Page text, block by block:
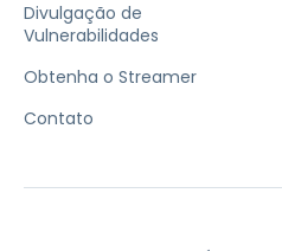
Divulgação de
Vulnerabilidades
Obtenha o Streamer
Contato